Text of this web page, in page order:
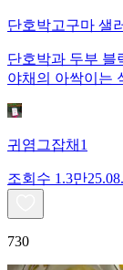
단호박고구마 샐
단호박과 두부 블
야채의 아싹이는
귀염그잡채1
조회수 1.3만
730